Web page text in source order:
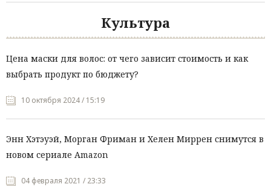
Культура
Цена маски для волос: от чего зависит стоимость и как
выбрать продукт по бюджету?
10 октября 2024 / 15:19
Энн Хэтэуэй, Морган Фриман и Хелен Миррен снимутся в
новом сериале Amazon
04 февраля 2021 / 23:33